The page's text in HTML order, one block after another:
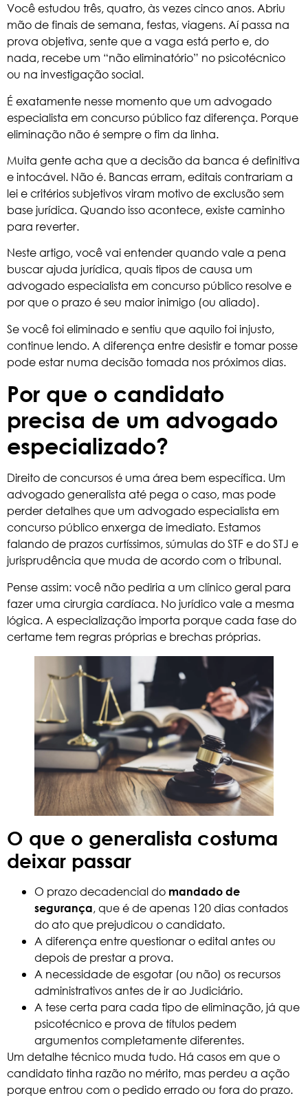
Você estudou três, quatro, às vezes cinco anos. Abriu
mão de finais de semana, festas, viagens. Aí passa na
prova objetiva, sente que a vaga está perto e, do
nada, recebe um “não eliminatório” no psicotécnico
ou na investigação social.
É exatamente nesse momento que um advogado
especialista em concurso público faz diferença. Porque
eliminação não é sempre o fim da linha.
Muita gente acha que a decisão da banca é definitiva
e intocável. Não é. Bancas erram, editais contrariam a
lei e critérios subjetivos viram motivo de exclusão sem
base jurídica. Quando isso acontece, existe caminho
para reverter.
Neste artigo, você vai entender quando vale a pena
buscar ajuda jurídica, quais tipos de causa um
advogado especialista em concurso público resolve e
por que o prazo é seu maior inimigo (ou aliado).
Se você foi eliminado e sentiu que aquilo foi injusto,
continue lendo. A diferença entre desistir e tomar posse
pode estar numa decisão tomada nos próximos dias.
Por que o candidato
precisa de um advogado
especializado?
Direito de concursosé uma área bem específica. Um
advogado generalista até pega o caso, mas pode
perder detalhes que um advogado especialista em
concurso público enxerga de imediato. Estamos
falando de prazos curtíssimos, súmulas do STF e do STJ e
jurisprudência que muda de acordo com o tribunal.
Pense assim: você não pediria a um clínico geral para
fazer uma cirurgia cardíaca. No jurídico vale a mesma
lógica. A especialização importa porque cada fase do
certame tem regras próprias e brechas próprias.
O que o generalista costuma
deixar passar
O prazo decadencial do mandado de
segurança, que é de apenas 120 dias contados
do ato que prejudicou o candidato.
A diferença entre questionar o edital antes ou
depois de prestar a prova.
A necessidade de esgotar (ou não) os recursos
administrativos antes de ir ao Judiciário.
A tese certa para cada tipo de eliminação, já que
psicotécnico e prova de títulos pedem
argumentos completamente diferentes.
Um detalhe técnico muda tudo. Há casos em que o
candidato tinha razão no mérito, mas perdeu a ação
porque entrou com o pedido errado ou fora do prazo.